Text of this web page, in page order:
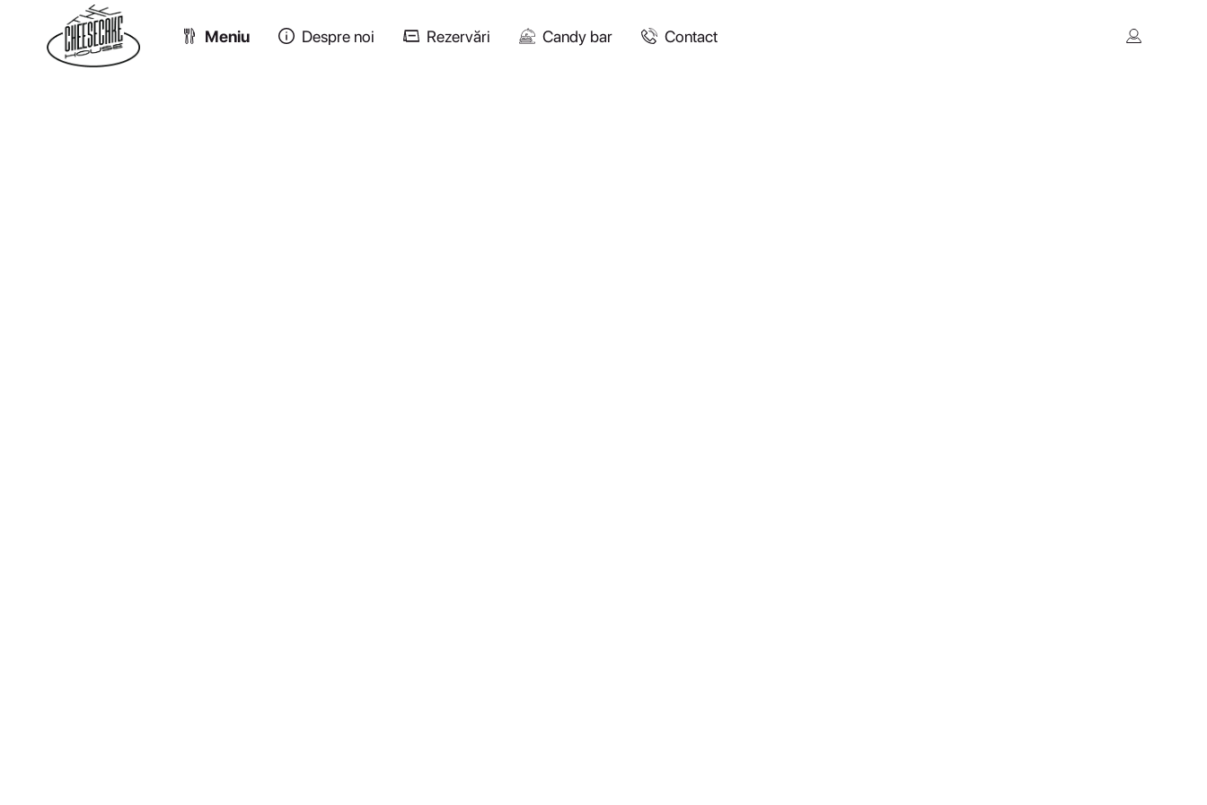
Meniu Despre noi Rezervări Candy bar Contact